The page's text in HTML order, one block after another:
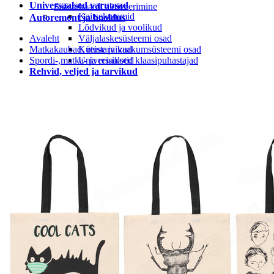
Universaalsed varuosad
Kaitsekummid
Lõdvikud ja voolikud
Väljalaskesüsteemi osad
Kütuse ja vaakumsüsteemi osad
Universaalsed klaasipuhastajad
Rehvid, veljed ja tarvikud
Leiunurk autokeemia ja õlid
Leiunurk matk ja vabaaeg
Leiunurk aia ja kodukaubad
Säästukaardi aktiveerimine
Autoremont ja hooldus
Avaleht
Matkakaubad, reistarvikud
Spordi-,matka- ja reisikotid